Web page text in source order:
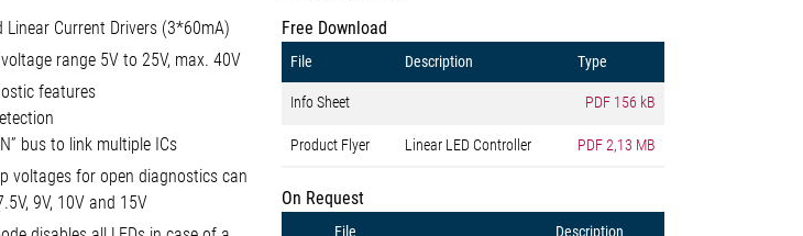
Linear Current Drivers (3*60mA)
range 5V to 25V, max. 40V
features
bus to link multiple ICs
voltages for open diagnostics can
9V, 10V and 15V
Free Download
File Description Type
Info Sheet PDF 156 kB
Product Flyer Linear LED Controller PDF2,13 MB
On Request
File Description